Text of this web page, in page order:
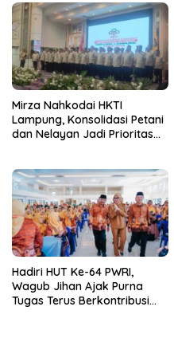
Mirza Nahkodai HKTI
Lampung, Konsolidasi Petani
dan Nelayan Jadi Prioritas
Hadiri HUT Ke-64 PWRI,
Wagub Jihan Ajak Purna
Tugas Terus Berkontribusi